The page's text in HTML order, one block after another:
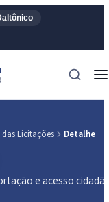
Licitações Detalhe
e acesso